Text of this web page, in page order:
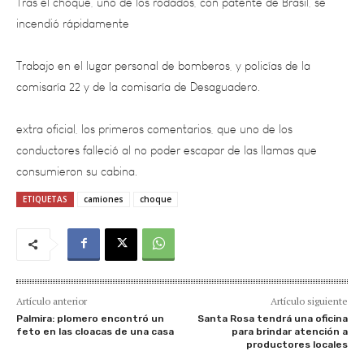
Trabajo en el lugar personal de bomberos, y policías de la
comisaría 22 y de la comisaría de Desaguadero.
extra oficial, los primeros comentarios, que uno de los
conductores falleció al no poder escapar de las llamas que
consumieron su cabina.
ETIQUETAS camiones choque
Artículo anterior
Palmira: plomero encontró un
feto en las cloacas de una casa
Artículo siguiente
Santa Rosa tendrá una oficina
para brindar atención a
productores locales